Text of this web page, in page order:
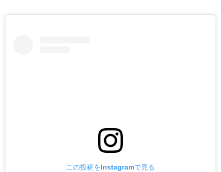
この投稿をInstagramで見る